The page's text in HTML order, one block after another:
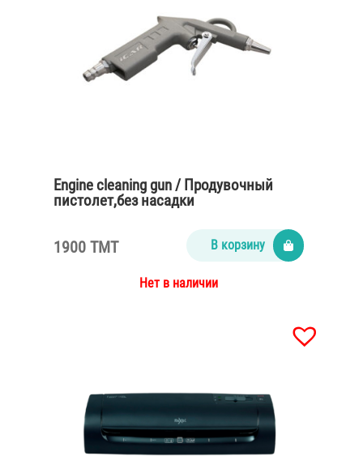
Engine cleaning gun / Продувочный
пистолет,без насадки
1900 TMT В корзину
Нет в наличии